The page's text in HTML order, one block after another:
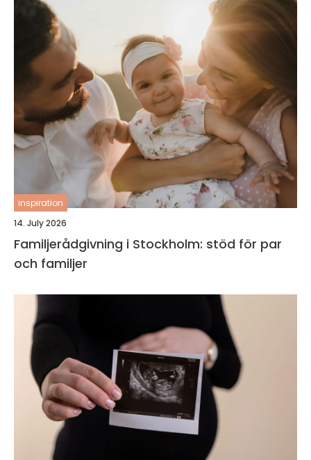
inspiration
14. July 2026
Familjerådgivning i Stockholm: stöd för par
och familjer